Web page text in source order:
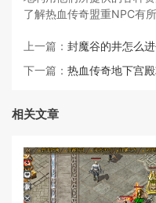
了解热血传奇盟重NPC有
上一篇： 封魔谷的井怎么
下一篇： 热血传奇地下宫
相关文章